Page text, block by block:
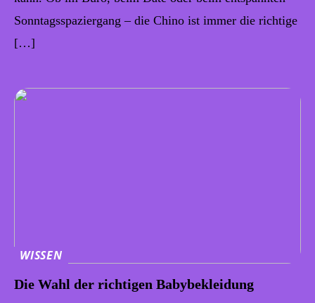
Sonntagsspaziergang – die Chino ist immer die richtige
[…]
WISSEN
Die Wahl der richtigen Babybekleidung